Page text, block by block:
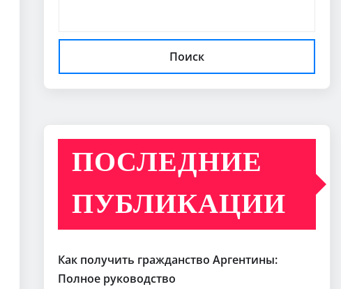
Поиск
ПОСЛЕДНИЕ
ПУБЛИКАЦИИ
Как получить гражданство Аргентины:
Полное руководство